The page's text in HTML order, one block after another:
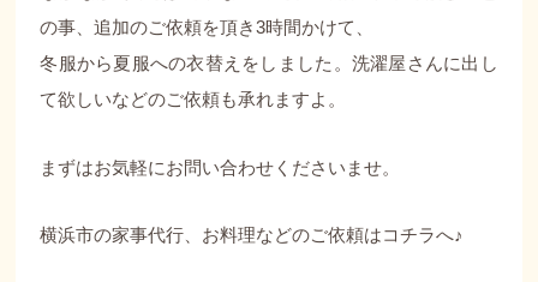
の事、追加のご依頼を頂き3時間かけて、
冬服から夏服への衣替えをしました。洗濯屋さんに出し
て欲しいなどのご依頼も承れますよ。
まずはお気軽にお問い合わせくださいませ。
横浜市の家事代行、お料理などのご依頼はコチラへ♪